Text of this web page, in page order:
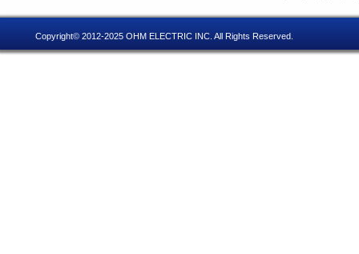
Copyright© 2012-2025 OHM ELECTRIC INC. All Rights Reserved.